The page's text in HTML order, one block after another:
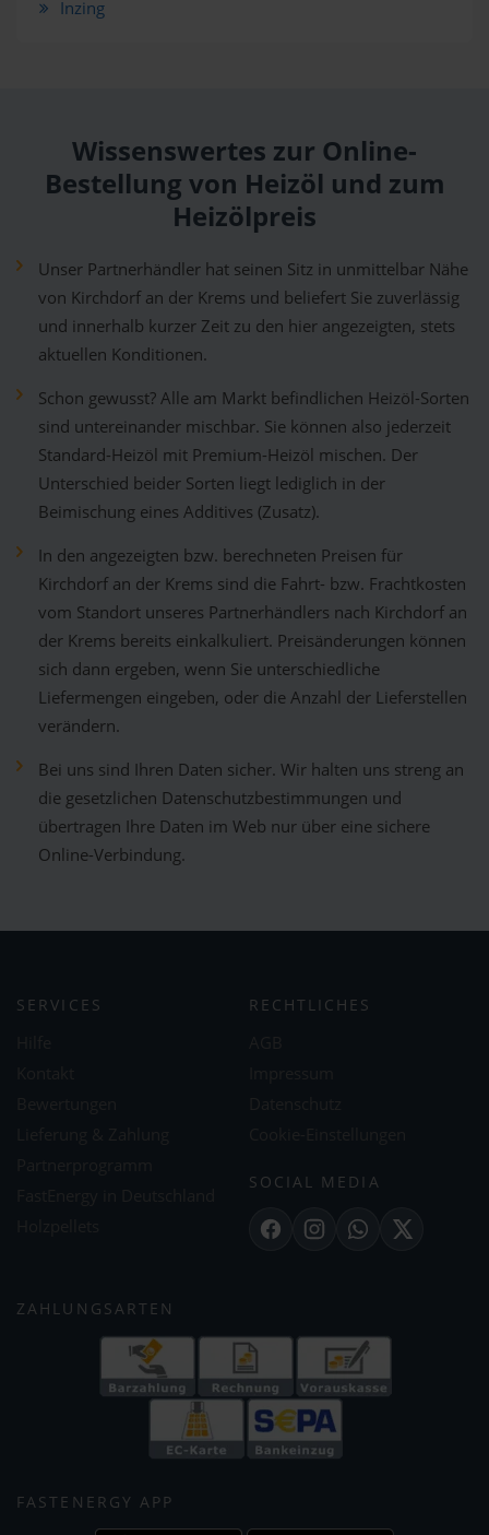
Inzing
Wissenswertes zur Online-
Bestellung von Heizöl und zum
Heizölpreis
Unser Partnerhändler hat seinen Sitz in unmittelbar Nähe
von Kirchdorf an der Krems und beliefert Sie zuverlässig
und innerhalb kurzer Zeit zu den hier angezeigten, stets
aktuellen Konditionen.
Schon gewusst? Alle am Markt befindlichen Heizöl-Sorten
sind untereinander mischbar. Sie können also jederzeit
Standard-Heizöl mit Premium-Heizöl mischen. Der
Unterschied beider Sorten liegt lediglich in der
Beimischung eines Additives (Zusatz).
In den angezeigten bzw. berechneten Preisen für
Kirchdorf an der Krems sind die Fahrt- bzw. Frachtkosten
vom Standort unseres Partnerhändlers nach Kirchdorf an
der Krems bereits einkalkuliert. Preisänderungen können
sich dann ergeben, wenn Sie unterschiedliche
Liefermengen eingeben, oder die Anzahl der Lieferstellen
verändern.
Bei uns sind Ihren Daten sicher. Wir halten uns streng an
die gesetzlichen Datenschutzbestimmungen und
übertragen Ihre Daten im Web nur über eine sichere
Online-Verbindung.
SERVICES RECHTLICHES
SOCIAL MEDIA
FacebookInstagramWhatsApp
X
ZAHLUNGSARTEN
FASTENERGY APP